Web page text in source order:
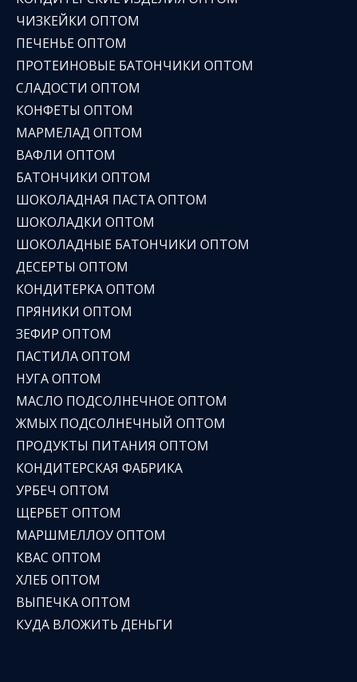
ЧИЗКЕЙКИ ОПТОМ
ПЕЧЕНЬЕ ОПТОМ
ПРОТЕИНОВЫЕ БАТОНЧИКИ ОПТОМ
СЛАДОСТИ ОПТОМ
КОНФЕТЫ ОПТОМ
МАРМЕЛАД ОПТОМ
ВАФЛИ ОПТОМ
БАТОНЧИКИ ОПТОМ
ШОКОЛАДНАЯ ПАСТА ОПТОМ
ШОКОЛАДКИ ОПТОМ
ШОКОЛАДНЫЕ БАТОНЧИКИ ОПТОМ
ДЕСЕРТЫ ОПТОМ
КОНДИТЕРКА ОПТОМ
ПРЯНИКИ ОПТОМ
ЗЕФИР ОПТОМ
ПАСТИЛА ОПТОМ
НУГА ОПТОМ
МАСЛО ПОДСОЛНЕЧНОЕ ОПТОМ
ЖМЫХ ПОДСОЛНЕЧНЫЙ ОПТОМ
ПРОДУКТЫ ПИТАНИЯ ОПТОМ
КОНДИТЕРСКАЯ ФАБРИКА
УРБЕЧ ОПТОМ
ЩЕРБЕТ ОПТОМ
МАРШМЕЛЛОУ ОПТОМ
КВАС ОПТОМ
ХЛЕБ ОПТОМ
ВЫПЕЧКА ОПТОМ
КУДА ВЛОЖИТЬ ДЕНЬГИ